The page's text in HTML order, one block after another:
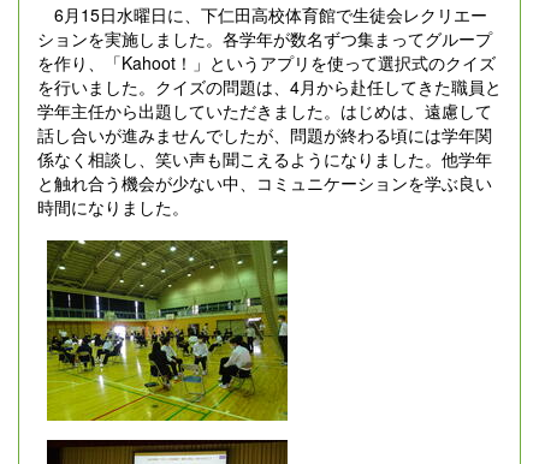
6月15日水曜日に、下仁田高校体育館で生徒会レクリエー
ションを実施しました。各学年が数名ずつ集まってグループ
を作り、「Kahoot！」というアプリを使って選択式のクイズ
を行いました。クイズの問題は、4月から赴任してきた職員と
学年主任から出題していただきました。はじめは、遠慮して
話し合いが進みませんでしたが、問題が終わる頃には学年関
係なく相談し、笑い声も聞こえるようになりました。他学年
と触れ合う機会が少ない中、コミュニケーションを学ぶ良い
時間になりました。